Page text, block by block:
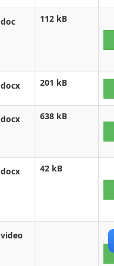
doc
112 kB
docx 201 kB
docx
638 kB
docx
42 kB
video